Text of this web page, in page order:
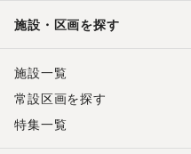
施設・区画を探す
施設一覧
常設区画を探す
特集一覧